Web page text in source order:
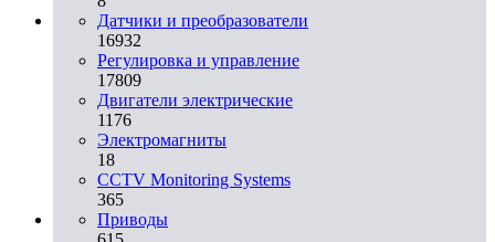
Датчики и преобразователи
16932
Регулировка и управление
17809
Двигатели электрические
1176
Электромагниты
18
CCTV Monitoring Systems
365
Приводы